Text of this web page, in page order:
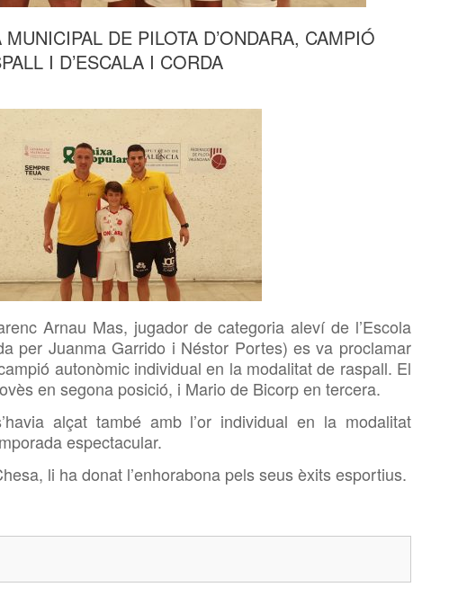
DE PILOTA D’ONDARA, CAMPIÓ
I D’ESCALA I CORDA
Arnau Mas, jugador de categoria aleví de l’Escola
per Juanma Garrido i Néstor Portes) es va proclamar
autonòmic individual en la modalitat de raspall. El
en segona posició, i Mario de Bicorp en tercera.
alçat també amb l’or individual en la modalitat
espectacular.
li ha donat l’enhorabona pels seus èxits esportius.